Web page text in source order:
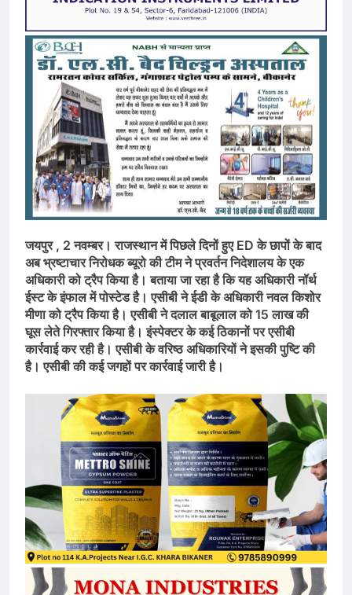
जयपुर , 2 नवम्बर।राजस्थान में पिछले दिनों हुए ED के छापों के बाद
अब भ्रष्टाचार निरोधक ब्यूरो की टीम ने प्रवर्तन निदेशालय के एक
अधिकारी को ट्रैप किया है। बताया जा रहा है कि यह अधिकारी नॉर्थ
ईस्ट के इंफाल में पोस्टेड है। एसीबी ने ईडी के अधिकारी नवल किशोर
मीणा को ट्रैप किया है। एसीबी ने दलाल बाबूलाल को 15 लाख की
घूस लेते गिरफ्तार किया है। इंस्पेक्टर के कई ठिकानों पर एसीबी
कार्रवाई कर रही है। एसीबी के वरिष्ठ अधिकारियों ने इसकी पुष्टि की
है। एसीबी की कई जगहों पर कार्रवाई जारी है।